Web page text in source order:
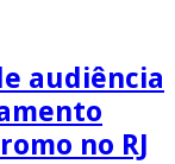
audiência
no RJ